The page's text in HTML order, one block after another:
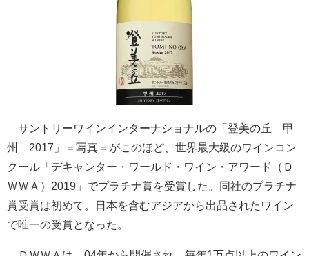
サントリーワインインターナショナルの「登美の丘 甲
州 2017」＝写真＝がこのほど、世界最大級のワインコン
クール「デキャンター・ワールド・ワイン・アワード（Ｄ
ＷＷＡ）2019」でプラチナ賞を受賞した。同社のプラチナ
賞受賞は初めて。日本を含むアジアから出品されたワイン
で唯一の受賞となった。